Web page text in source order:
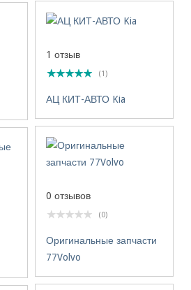
1 отзыв
(1)
АЦ КИТ-АВТО Kia
0 отзывов
(0)
Оригинальные запчасти
77Volvo